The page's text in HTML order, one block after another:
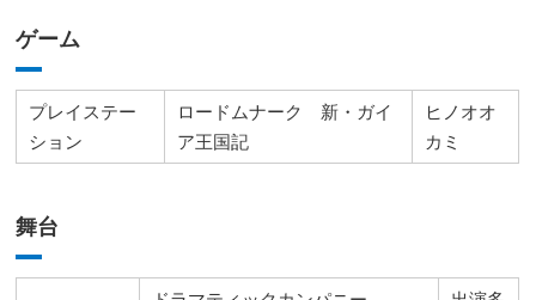
ゲーム
プレイステー
ション
ロードムナーク 新・ガイ
ア王国記
ヒノオオ
カミ
舞台